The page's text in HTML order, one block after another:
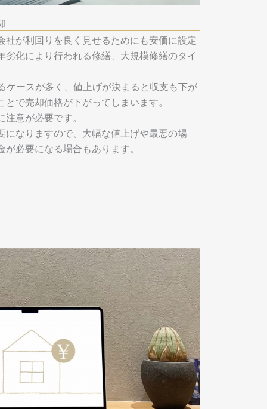
社が利回りを良く見せるためにも安価に設定
劣化により行われる修繕、大規模修繕のタイ
ケースが多く、値上げが決まると収支も下が
で売却価格が下がってしまいます。
意が必要です。
になりますので、大幅な値上げや最悪の場
必要になる場合もあります。